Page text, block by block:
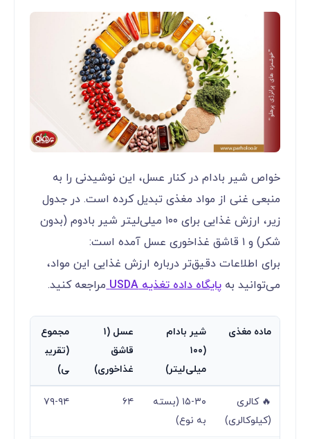
خواص شیر بادام در کنار عسل، این نوشیدنی را به
منبعی غنی از مواد مغذی تبدیل کرده است. در جدول
زیر، ارزش غذایی برای ۱۰۰ میلی‌لیتر شیر بادوم (بدون
شکر) و ۱ قاشق غذاخوری عسل آمده است:
برای اطلاعات دقیق‌تر درباره ارزش غذایی این مواد،
می‌توانید به پایگاه داده تغذیه USDA مراجعه کنید.
ماده مغذی
شیر بادام
(۱۰۰
میلی‌لیتر)
عسل (۱
قاشق
غذاخوری)
مجموع
(تقریب
ی)
🔥 کالری
(کیلوکالری)
۱۵-۳۰ (بسته
به نوع)
۶۴ ۷۹-۹۴